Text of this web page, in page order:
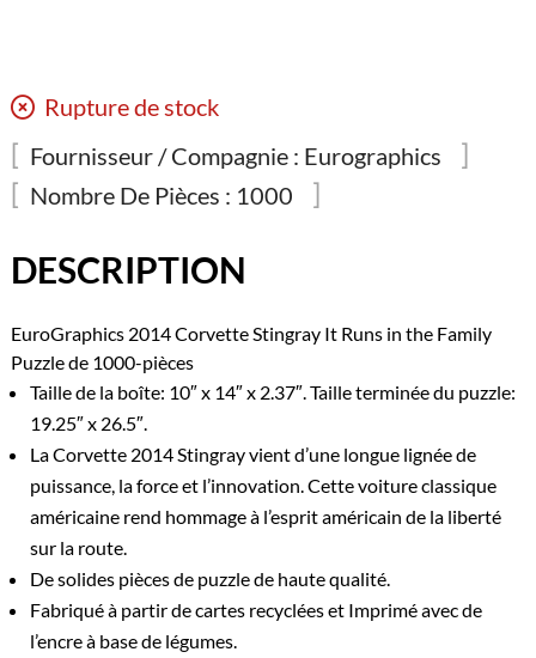
Rupture de stock
Fournisseur / Compagnie : Eurographics
Nombre De Pièces : 1000
DESCRIPTION
EuroGraphics 2014 Corvette Stingray It Runs in the Family
Puzzle de 1000-pièces
Taille de la boîte: 10″ x 14″ x 2.37″. Taille terminée du puzzle:
19.25″ x 26.5″.
La Corvette 2014 Stingray vient d’une longue lignée de
puissance, la force et l’innovation. Cette voiture classique
américaine rend hommage à l’esprit américain de la liberté
sur la route.
De solides pièces de puzzle de haute qualité.
Fabriqué à partir de cartes recyclées et Imprimé avec de
l’encre à base de légumes.